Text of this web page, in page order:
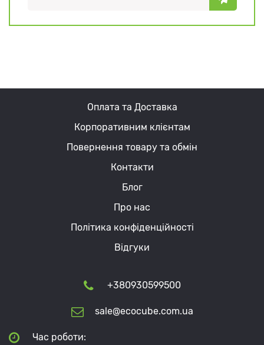
Оплата та Доставка
Корпоративним клієнтам
Повернення товару та обмін
Контакти
Блог
Про нас
Політика конфіденційності
Відгуки
+380930599500
sale@ecocube.com.ua
Час роботи: